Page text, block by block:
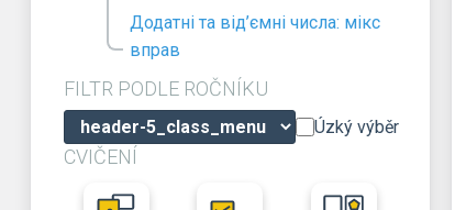
Додатні та від’ємні числа: мікс
вправ
FILTR PODLE ROČNÍKU
Úzký výběr
CVIČENÍ